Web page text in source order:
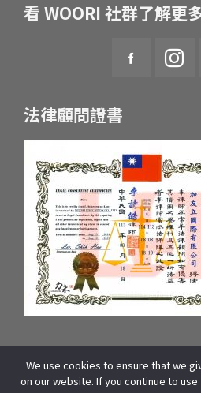
看 WOORI 社群了解更
法律顧問證書
統一編號：55657233 府產業商
COPYRIGHT © 2025 WOORI
We use cookies to ensure that we
on our website. If you continue to